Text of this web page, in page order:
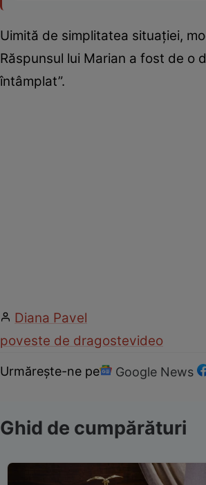
Uimită de simplitatea situației,
Răspunsul lui Marian a fost de o
întâmplat”.
Diana Pavel
poveste de dragostevideo
Urmărește-ne pe Google News
Ghid de cumpărături